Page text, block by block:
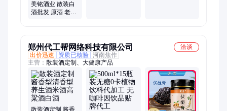
美铭酒业 散装白
酒批发 原酒 老基
郑州代工帮网络科技有限公司
洽谈
出价迅速
资质已核验 河南焦作
主营： 散装酒定制、大健康产品